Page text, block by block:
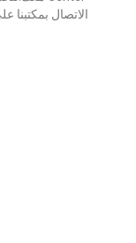
الاتصال بمكتبنا على الرقم 04-3798747 أو